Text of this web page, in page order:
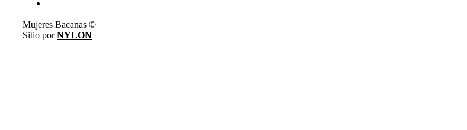
Mujeres Bacanas ©
Sitio porNYLON